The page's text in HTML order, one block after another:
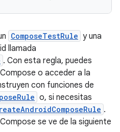
ComposeTestRule y una
llamada
. Con esta regla, puedes
o acceder a la
con funciones de
o, si necesitas
.
se ve de la siguiente